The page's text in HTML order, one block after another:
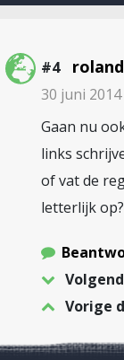
#4 roland
30 juni 2014
Gaan nu
links
of vat de
letterlijk op?
Vorige